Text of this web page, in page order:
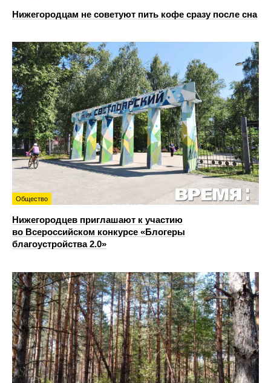
Нижегородцам не советуют пить кофе сразу после сна
Общество
Нижегородцев приглашают к участию
во Всероссийском конкурсе «Блогеры
благоустройства 2.0»